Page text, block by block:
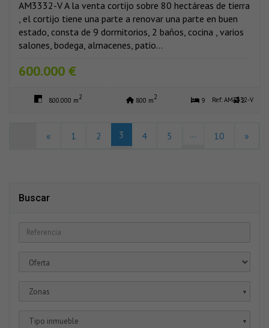
AM3332-V A la venta cortijo sobre 80 hectáreas de tierra
, el cortijo tiene una parte a renovar una parte en buen
estado, consta de 9 dormitorios, 2 baños, cocina , varios
salones, bodega, almacenes, patio...
600.000 €
800.000 m2 800 m2 9 2
Ref: AM3332-V
« 1 2 3 4 5 ... 10 »
Buscar
Zonas ▼
Tipo inmueble ▼